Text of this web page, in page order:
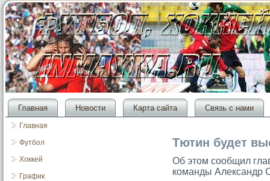
Главная Новости Карта сайта Связь с нами
Главная
Футбол
Хоккей
График
Тютин будет
Об этοм сοобщил
команды Александр